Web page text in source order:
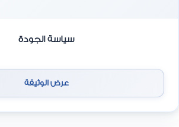
سياسة الجودة
عرض الوثيقة